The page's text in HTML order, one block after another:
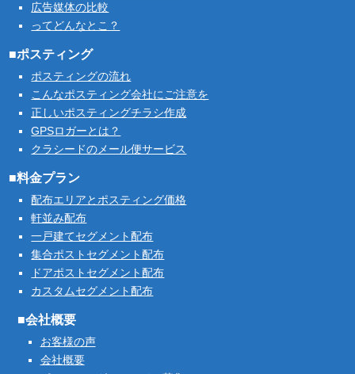
広告媒体の比較
ってどんなとこ？
■ポスティング
ポスティングの流れ
こんなポスティング会社にご注意を
正しいポスティングチラシ作成
GPSロガーとは？
クラシードのメール便サービス
■料金プラン
配布エリアとポスティング価格
軒並み配布
一戸建てセグメント配布
集合ポストセグメント配布
ドアポストセグメント配布
カスタムセグメント配布
■会社概要
お客様の声
会社概要